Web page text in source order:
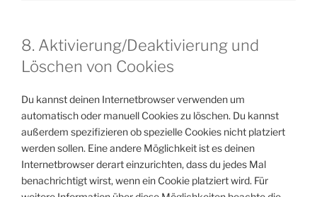
8. Aktivierung/Deaktivierung und
Löschen von Cookies
Du kannst deinen Internetbrowser verwenden um
automatisch oder manuell Cookies zu löschen. Du kannst
außerdem spezifizieren ob spezielle Cookies nicht platziert
werden sollen. Eine andere Möglichkeit ist es deinen
Internetbrowser derart einzurichten, dass du jedes Mal
benachrichtigt wirst, wenn ein Cookie platziert wird. Für